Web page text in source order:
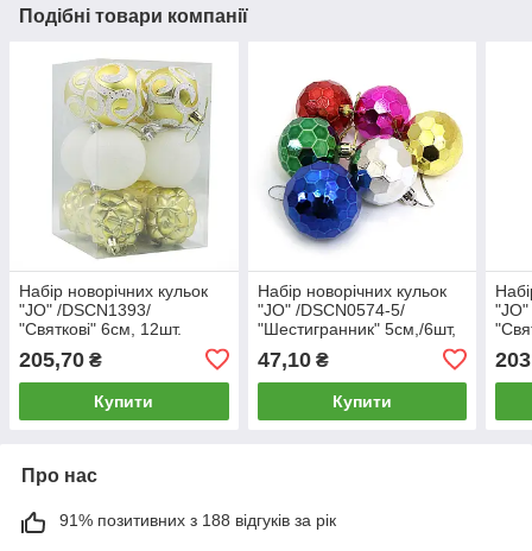
Подібні товари компанії
Набір новорічних кульок
"JO" /DSCN1393/
"Святкові" 6см, 12шт.
205,70 ₴
Купити
Набір новорічних кульок
"JO" /DSCN0574-5/
"Шестигранник" 5см,/6шт,
47,10₴
Купити
Про нас
91% позитивних з 188 відгуків за рік